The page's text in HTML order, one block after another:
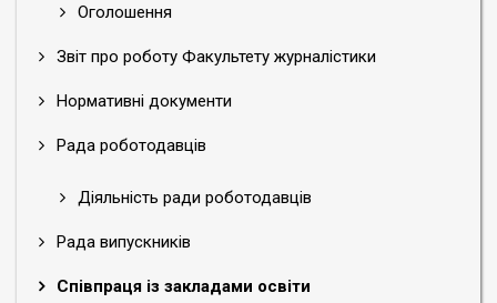
Оголошення
Звіт про роботу Факультету журналістики
Нормативні документи
Рада роботодавців
Діяльність ради роботодавців
Рада випускників
Співпраця із закладами освіти